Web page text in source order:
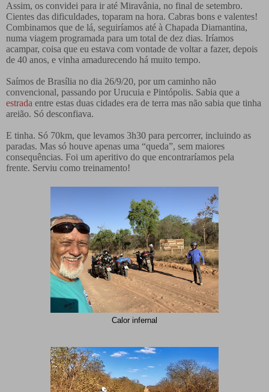
Assim, os convidei para ir até Miravânia, no final de setembro.
Cientes das dificuldades, toparam na hora. Cabras bons e valentes!
Combinamos que de lá, seguiríamos até à Chapada Diamantina,
numa viagem programada para um total de dez dias. Iríamos
acampar, coisa que eu estava com vontade de voltar a fazer, depois
de 40 anos, e vinha amadurecendo há muito tempo.
Saímos de Brasília no dia 26/9/20, por um caminho não
convencional, passando por Urucuia e Pintópolis. Sabia que a
estrada entre estas duas cidades era de terra mas não sabia que tinha
areião. Só desconfiava.
E tinha. Só 70km, que levamos 3h30 para percorrer, incluindo as
paradas. Mas só houve apenas uma “queda”, sem maiores
consequências. Foi um aperitivo do que encontraríamos pela
frente. Serviu como treinamento!
Calor infernal